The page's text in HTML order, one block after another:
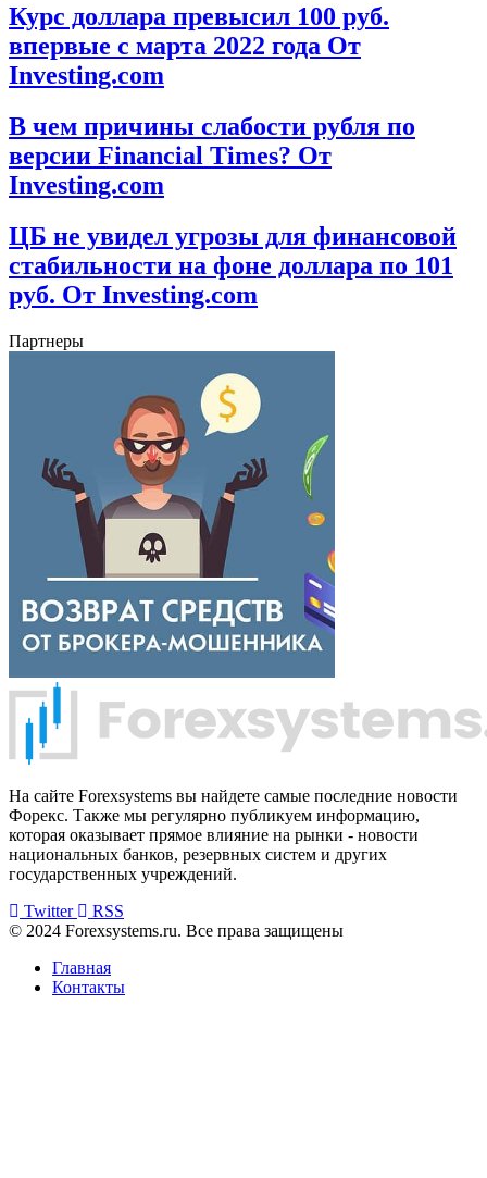
Курс доллара превысил 100 руб.
впервые с марта 2022 года От
Investing.com
В чем причины слабости рубля по
версии Financial Times? От
Investing.com
ЦБ не увидел угрозы для финансовой
стабильности на фоне доллара по 101
руб. От Investing.com
Партнеры
На сайте Forexsystems вы найдете самые последние новости
Форекс. Также мы регулярно публикуем информацию,
которая оказывает прямое влияние на рынки - новости
национальных банков, резервных систем и других
государственных учреждений.
Twitter
RSS
© 2024 Forexsystems.ru. Все права защищены
Главная
Контакты